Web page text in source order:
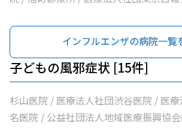
科・老年内科 / 医療法人社団啓妙会桑
団慈誠会慈誠会・光が丘病院 / 公益社
協会練馬光が丘病院 / 医療法人社団健寿
ニック東館分院内科・老年内科 / 医療
ップスクリニック光が丘 / 医療法人社
医療法人社団翔真会浜野小児科内科ク
インフルエンザの病院一覧
子どもの風邪症状 [15件]
杉山医院 / 医療法人社団渋谷医院 / 医
名医院 / 公益社団法人地域医療振興協